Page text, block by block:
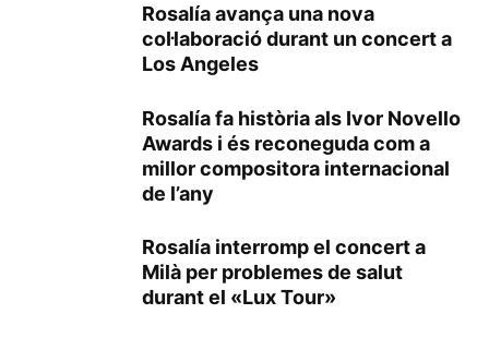
Rosalía avança una nova
col·laboració durant un concert a
Los Angeles
Rosalía fa història als Ivor Novello
Awards i és reconeguda com a
millor compositora internacional
de l’any
Rosalía interromp el concert a
Milà per problemes de salut
durant el «Lux Tour»